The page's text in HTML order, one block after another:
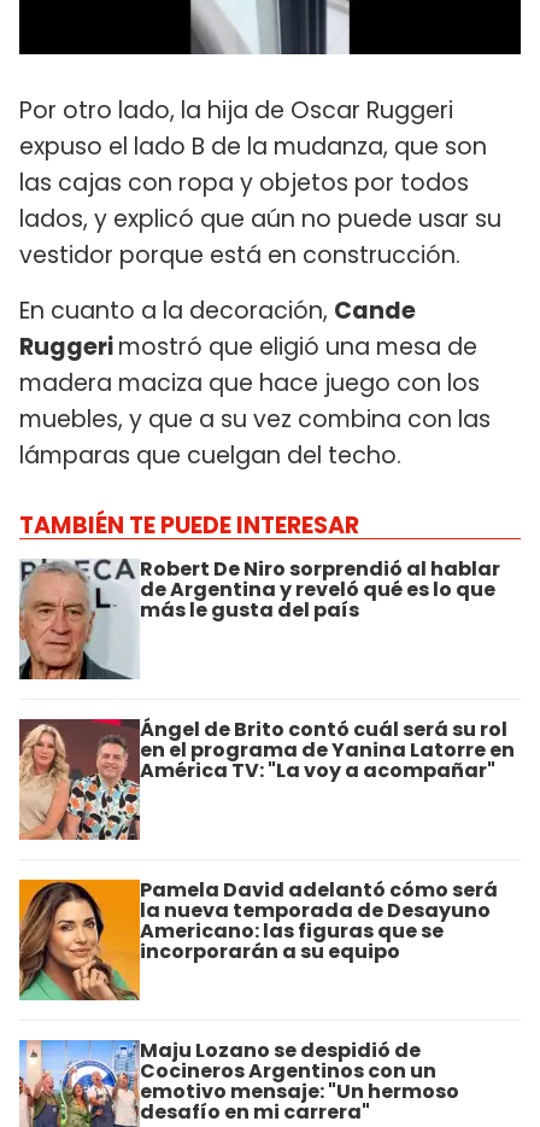
Por otro lado, la hija de Oscar Ruggeri
expuso el lado B de la mudanza, que son
las cajas con ropa y objetos por todos
lados, y explicó que aún no puede usar su
vestidor porque está en construcción.
En cuanto a la decoración, Cande
Ruggerimostró que eligió una mesa de
madera maciza que hace juego con los
muebles, y que a su vez combina con las
lámparas que cuelgan del techo.
TAMBIÉN TE PUEDE INTERESAR
Robert De Niro sorprendió al hablar
de Argentina y reveló qué es lo que
más le gusta del país
Ángel de Brito contó cuál será su rol
en el programa de Yanina Latorre en
América TV: "La voy a acompañar"
Pamela David adelantó cómo será
la nueva temporada de Desayuno
Americano: las figuras que se
incorporarán a su equipo
Maju Lozano se despidió de
Cocineros Argentinos con un
emotivo mensaje: "Un hermoso
desafío en mi carrera"